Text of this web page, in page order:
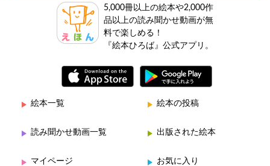
5,000冊以上の絵本や2,000作
品以上の読み聞かせ動画が無
料で楽しめる！
『絵本ひろば』公式アプリ。
絵本一覧 絵本の投稿
読み聞かせ動画一覧 出版された絵本
マイページ お気に入り